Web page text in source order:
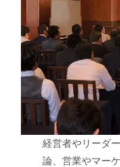
経営者やリーダ
論、営業やマー